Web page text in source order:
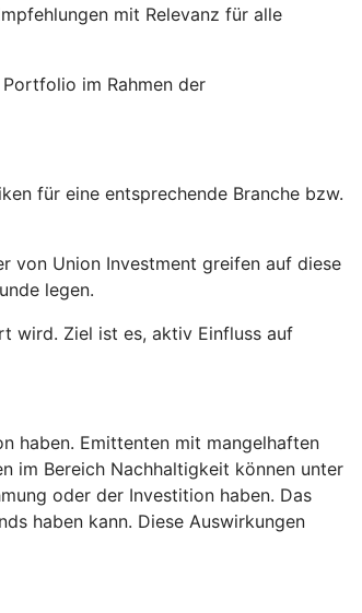
mit Relevanz für alle
im Rahmen der
für eine entsprechende Branche bzw.
von Union Investment greifen auf diese
legen.
wird. Ziel ist es, aktiv Einfluss auf
haben. Emittenten mit mangelhaften
im Bereich Nachhaltigkeit können unter
oder der Investition haben. Das
haben kann. Diese Auswirkungen